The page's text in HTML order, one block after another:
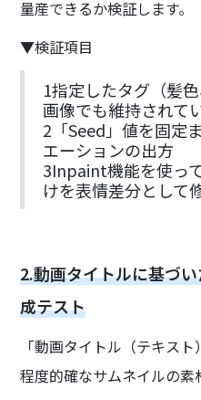
量産できるか検証します。
▼検証項目
1指定したタグ（髪
画像でも維持されて
2「Seed」値を固定
エーションの出方
3Inpaint機能を使っ
けを表情差分として
2.動画タイトルに基づ
成テスト
「動画タイトル（テキス
程度的確なサムネイルの素